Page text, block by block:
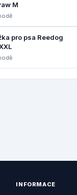
M
pro psa Reedog
INFORMACE